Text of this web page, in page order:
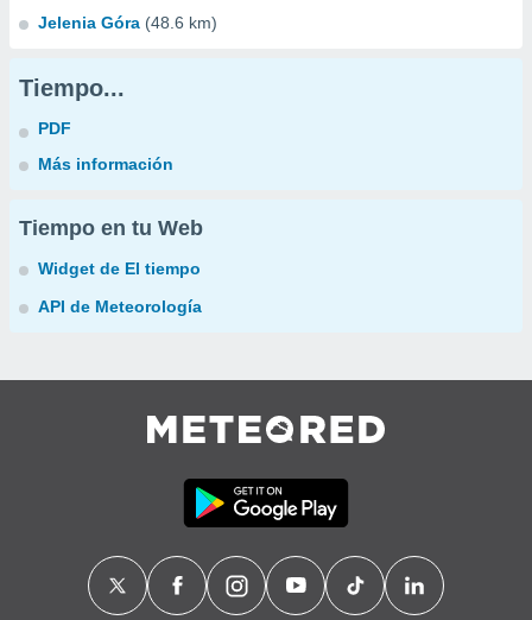
Jelenia Góra (48.6 km)
Tiempo...
PDF
Más información
Tiempo en tu Web
Widget de El tiempo
API de Meteorología